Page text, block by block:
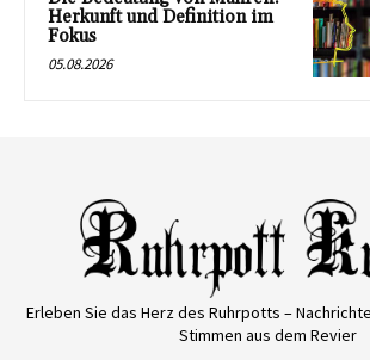
Herkunft und Definition im
Fokus
05.08.2026
Erleben Sie das Herz des Ruhrpotts –
Stimmen aus dem Revier